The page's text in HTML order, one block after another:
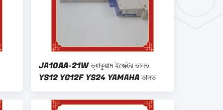
JA10AA-21W ভ্যাকুয়াম ইজেক্টর ভালভ
YS12 YG12F YS24 YAMAHA ভালভ